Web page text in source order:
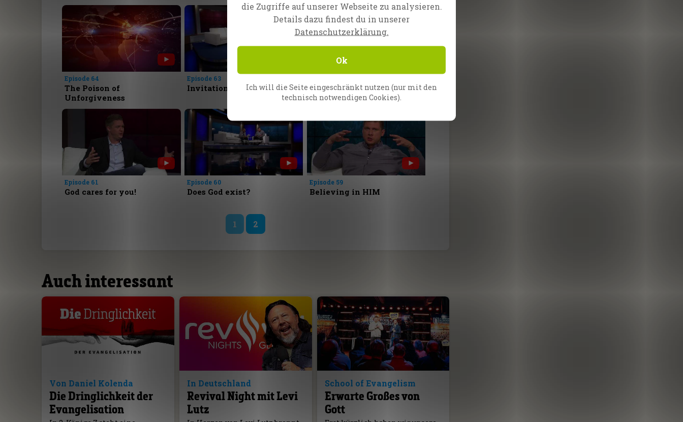
Episode 64
The Poison of
Unforgiveness
Episode 63
Invitation to a Feast Coming To Our Senses...
Episode 61
God cares for you!
Episode 60
Does God exist?
Episode 59
Believing in HIM
1 2
Auch interessant
Von Daniel Kolenda
Die Dringlichkeit der
Evangelisation
In Deutschland
Revival Night mit Levi
Lutz
School of Evangelism
Erwarte Großes von
Gott
die Zugriffe auf unserer Webseite zu analysieren.
Details dazu findest du in unserer
Datenschutzerklärung.
Ok
Ich will die Seite eingeschränkt nutzen (nur mit den
technisch notwendigen Cookies).